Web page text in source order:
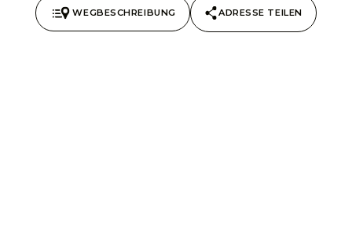
WEGBESCHREIBUNG ADRESSE TEILEN